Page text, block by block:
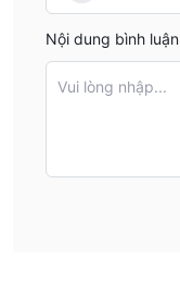
Nội dung bình luận
Vui lòng nhập...